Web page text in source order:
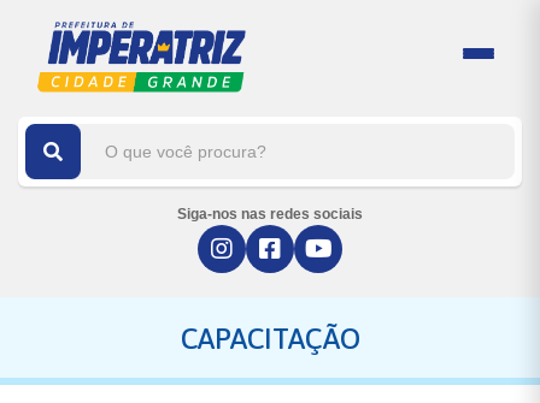
Siga-nos nas redes sociais
CAPACITAÇÃO